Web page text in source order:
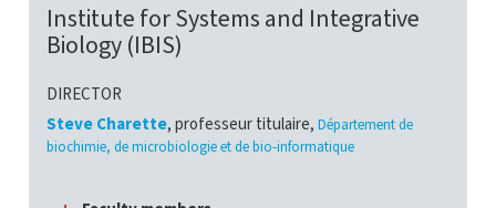
Institute for Systems and Integrative
Biology (IBIS)
DIRECTOR
Steve Charette, professeur titulaire, Département de
biochimie, de microbiologie et de bio-informatique